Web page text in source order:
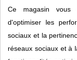
femmes
de
Ce magasin vous
d'optimiser les
sociaux et la
réseaux sociaux et à